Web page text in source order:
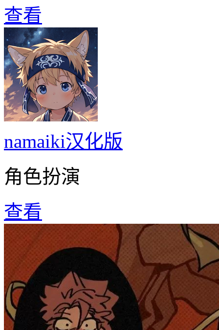
查看
namaiki汉化版
角色扮演
查看